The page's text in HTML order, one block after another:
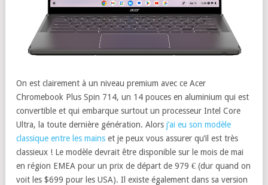
On est clairement à un niveau premium avec ce Acer
Chromebook Plus Spin 714, un 14 pouces en aluminium qui est
convertible et qui embarque surtout un processeur Intel Core
Ultra, la toute dernière génération. Alors j’ai eu son modèle
classique entre les mains et je peux vous assurer qu’il est très
classieux ! Le modèle devrait être disponible sur le mois de mai
en région EMEA pour un prix de départ de 979 € (dur quand on
voit les $699 pour les USA). Il existe également dans sa version